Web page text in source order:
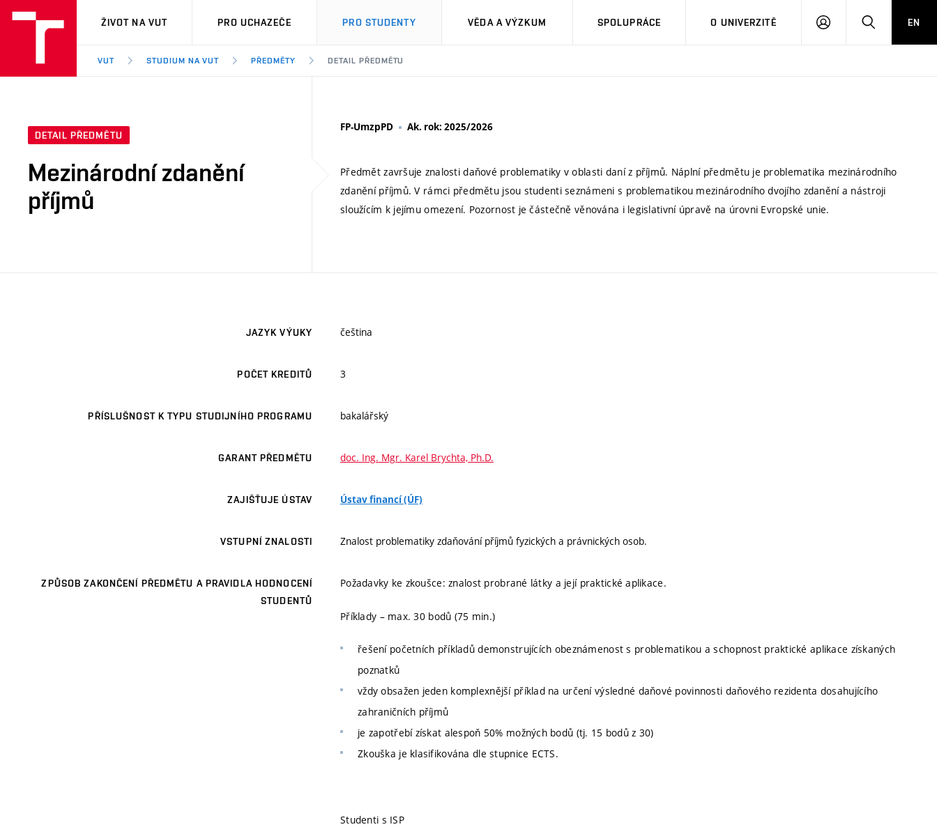
VUT
ŽIVOT NA VUT PRO UCHAZEČE PRO STUDENTY VĚDA A VÝZKUM SPOLUPRÁCE O UNIVERZITĚ
PŘIHLÁSIT HLEDATEN
VUT STUDIUM NA VUT PŘEDMĚTY DETAIL PŘEDMĚTU
DETAIL PŘEDMĚTU
Mezinárodní zdanění
příjmů
FP-UmzpPD Ak. rok: 2025/2026
Předmět završuje znalosti daňové problematiky v oblasti daní z příjmů. Náplní předmětu je problematika mezinárodního
zdanění příjmů. V rámci předmětu jsou studenti seznámeni s problematikou mezinárodního dvojího zdanění a nástroji
sloužícím k jejímu omezení. Pozornost je částečně věnována i legislativní úpravě na úrovni Evropské unie.
JAZYK VÝUKY čeština
POČET KREDITŮ 3
PŘÍSLUŠNOST K TYPU STUDIJNÍHO PROGRAMU bakalářský
GARANT PŘEDMĚTU doc. Ing. Mgr. Karel Brychta, Ph.D.
ZAJIŠŤUJE ÚSTAV Ústav financí (ÚF)
VSTUPNÍ ZNALOSTI Znalost problematiky zdaňování příjmů fyzických a právnických osob.
ZPŮSOB ZAKONČENÍ PŘEDMĚTU A PRAVIDLA HODNOCENÍ
STUDENTŮ
Požadavky ke zkoušce: znalost probrané látky a její praktické aplikace.
Příklady – max. 30 bodů (75 min.)
řešení početních příkladů demonstrujících obeznámenost s problematikou a schopnost praktické aplikace získaných
poznatků
vždy obsažen jeden komplexnější příklad na určení výsledné daňové povinnosti daňového rezidenta dosahujícího
zahraničních příjmů
je zapotřebí získat alespoň 50% možných bodů (tj. 15 bodů z 30)
Zkouška je klasifikována dle stupnice ECTS.
Studenti s ISP